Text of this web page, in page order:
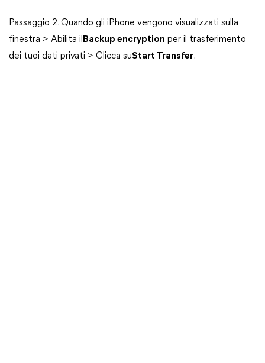
Passaggio 2. Quando gli iPhone vengono visualizzati sulla
finestra > Abilita il Backup encryption per il trasferimento
dei tuoi dati privati > Clicca suStart Transfer.